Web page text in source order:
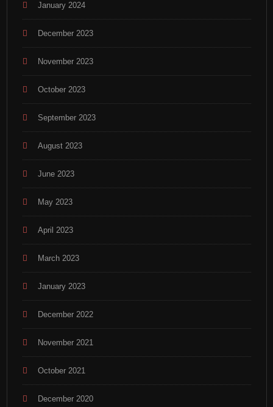
January 2024
December 2023
November 2023
October 2023
September 2023
August 2023
June 2023
May 2023
April 2023
March 2023
January 2023
December 2022
November 2021
October 2021
December 2020